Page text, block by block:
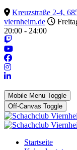
Kreuzstraße 2-4,
viernheim.de
20:00 - 24:00
Mobile Menu Toggle
Off-Canvas Toggle
Startseite